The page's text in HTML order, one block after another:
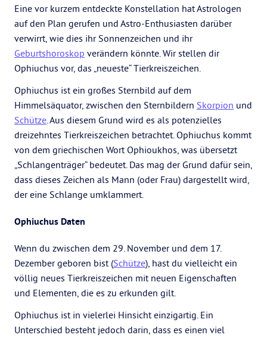
Eine vor kurzem entdeckte Konstellation hat Astrologen
auf den Plan gerufen und Astro-Enthusiasten darüber
verwirrt, wie dies ihr Sonnenzeichen und ihr
Geburtshoroskop verändern könnte. Wir stellen dir
Ophiuchus vor, das „neueste“ Tierkreiszeichen.
Ophiuchus ist ein großes Sternbild auf dem
Himmelsäquator, zwischen den Sternbildern Skorpion und
Schütze. Aus diesem Grund wird es als potenzielles
dreizehntes Tierkreiszeichen betrachtet. Ophiuchus kommt
von dem griechischen Wort Ophioukhos, was übersetzt
„Schlangenträger“ bedeutet. Das mag der Grund dafür sein,
dass dieses Zeichen als Mann (oder Frau) dargestellt wird,
der eine Schlange umklammert.
Ophiuchus Daten
Wenn du zwischen dem 29. November und dem 17.
Dezember geboren bist (Schütze), hast du vielleicht ein
völlig neues Tierkreiszeichen mit neuen Eigenschaften
und Elementen, die es zu erkunden gilt.
Ophiuchus ist in vielerlei Hinsicht einzigartig. Ein
Unterschied besteht jedoch darin, dass es einen viel